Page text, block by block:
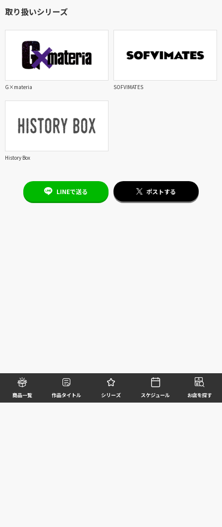
商品一覧 作品タイトル シリーズ スケジュール お店を探す
取り扱いシリーズ
G×materia SOFVIMATES
History Box
LINEで送る ポストする